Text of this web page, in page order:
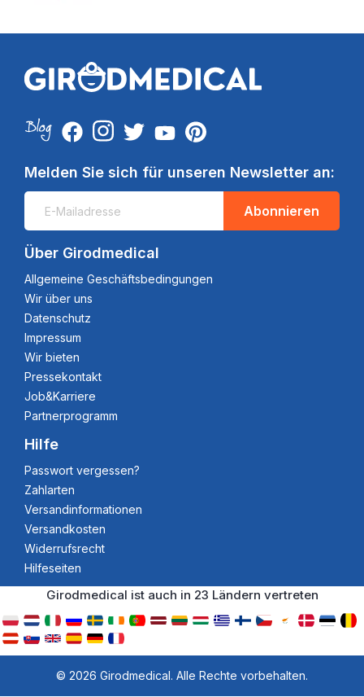
Melden Sie sich für unseren Newsletter an:
Abonnieren
Über Girodmedical
Allgemeine Geschäftsbedingungen
Wir über uns
Datenschutz
Impressum
Wir bieten
Pressekontakt
Job&Karriere
Partnerprogramm
Hilfe
Passwort vergessen?
Zahlarten
Versandinformationen
Versandkosten
Widerrufsrecht
Hilfeseiten
Girodmedical ist auch in 23 Ländern vertreten
© 2026 Girodmedical. Alle Rechte vorbehalten.